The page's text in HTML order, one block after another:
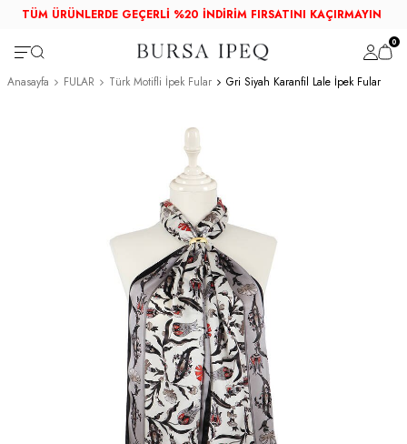
TÜM ÜRÜNLERDE GEÇERLİ %20 İNDİRİM FIRSATINI KAÇIRMAYIN
0
Anasayfa FULAR Türk Motifli İpek Fular Gri Siyah Karanfil Lale İpek Fular